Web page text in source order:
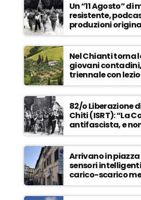
Un “11 Agosto” di
resistente,
produzioni
Novaradio
la Liberazione di
Nel Chianti torna
giovani
triennale con
tra i campi –
82/o Liberazione
Chiti (ISRT): “La
antifascista, e
maggioranza” –
Arrivano in piazza
sensori
carico-scarico